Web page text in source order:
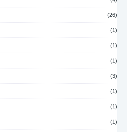
(26)
(1)
(1)
(1)
(3)
(1)
(1)
(1)